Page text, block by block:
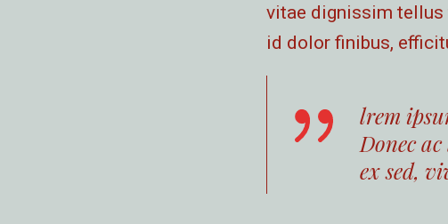
vitae dignissim tellus
id dolor finibus,
lrem
Donec
ex sed,